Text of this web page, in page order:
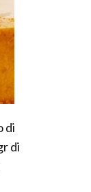
di
di